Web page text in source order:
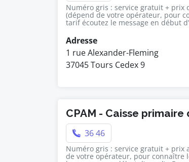
Numéro gris : service gratuit + prix
(dépend de votre opérateur, pour
tarif écoutez le message en début
Adresse
1 rue Alexander-Fleming
37045 Tours Cedex 9
CPAM - Caisse
36 46
Numéro gris : service gratuit + prix
de votre opérateur, pour connaître